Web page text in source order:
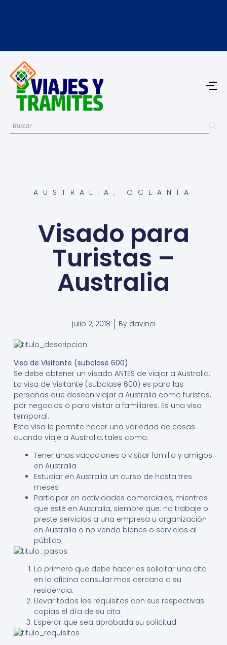
AUSTRALIA , OCEANÍA
Visado para
Turistas –
Australia
julio 2, 2018 Bydavinci
Visa de Visitante (subclase 600)
Se debe obtener un visado ANTES de viajar a Australia.
La visa de Visitante (subclase 600) es para las
personas que deseen viajar a Australia como turistas,
por negocios o para visitar a familiares. Es una visa
temporal.
Esta visa le permite hacer una variedad de cosas
cuando viaje a Australia, tales como:
Tener unas vacaciones o visitar familia y amigos
en Australia
Estudiar en Australia un curso de hasta tres
meses
Participar en actividades comerciales, mientras
que esté en Australia, siempre que: no trabaje o
preste servicios a una empresa u organización
en Australia o no venda bienes o servicios al
público
Lo primero que debe hacer es solicitar una cita
en la oficina consular mas cercana a su
residencia.
Llevar todos los requisitos con sus respectivas
copias el día de su cita.
Esperar que sea aprobada su solicitud.